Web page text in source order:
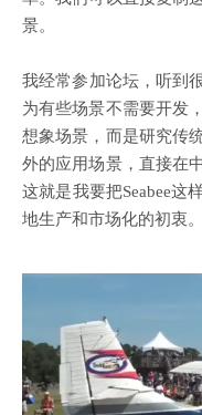
景。
我经常参加论坛，听到
为有些场景不需要开发
想象场景，而是研究传
外的应用场景，直接在
这就是我要把Seabee这
地生产和市场化的初衷。